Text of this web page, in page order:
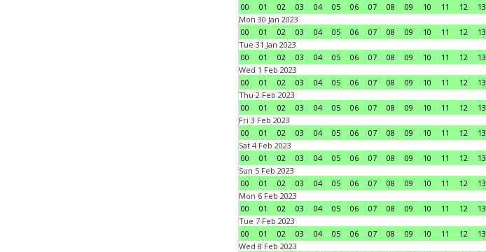
00
01 02 03 04 05 06 07 08 09 10 11 12 13
Mon 30 Jan 2023
00
01 02 03 04 05 06 07 08 09 10 11 12 13
Tue 31 Jan 2023
00
01 02 03 04 05 06 07 08 09 10 11 12 13
Wed 1 Feb 2023
00
01 02 03 04 05 06 07 08 09 10 11 12 13
Thu 2 Feb 2023
00
01 02 03 04 05 06 07 08 09 10 11 12 13
Fri 3 Feb 2023
00
01 02 03 04 05 06 07 08 09 10 11 12 13
Sat 4 Feb 2023
00
01 02 03 04 05 06 07 08 09 10 11 12 13
Sun 5 Feb 2023
00
01 02 03 04 05 06 07 08 09 10 11 12 13
Mon 6 Feb 2023
00
01 02 03 04 05 06 07 08 09 10 11 12 13
Tue 7 Feb 2023
00
01 02 03 04 05 06 07 08 09 10 11 12 13
Wed 8 Feb 2023